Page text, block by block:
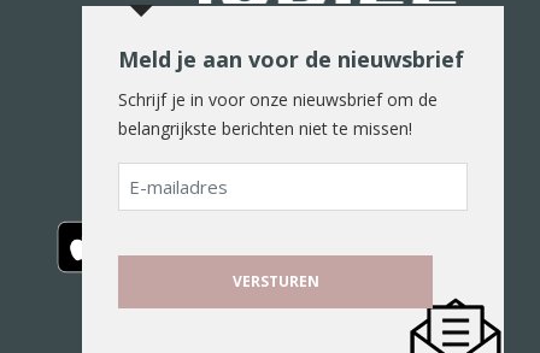
De reiswereld in woord en beeld
Meld je aan voor de nieuwsbrief
Schrijf je in voor onze nieuwsbrief om de
belangrijkste berichten niet te missen!
E-
mailadres